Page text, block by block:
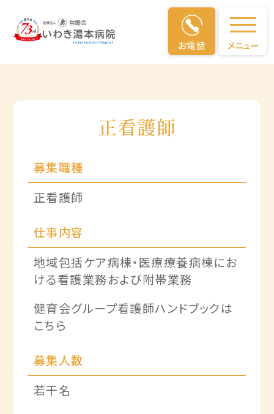
お電話 メニュー
募集職種・募集要項
正看護師
募集職種
正看護師
仕事内容
地域包括ケア病棟・医療療養病棟にお
ける看護業務および附帯業務
健育会グループ看護師ハンドブックは
こちら
募集人数
若干名